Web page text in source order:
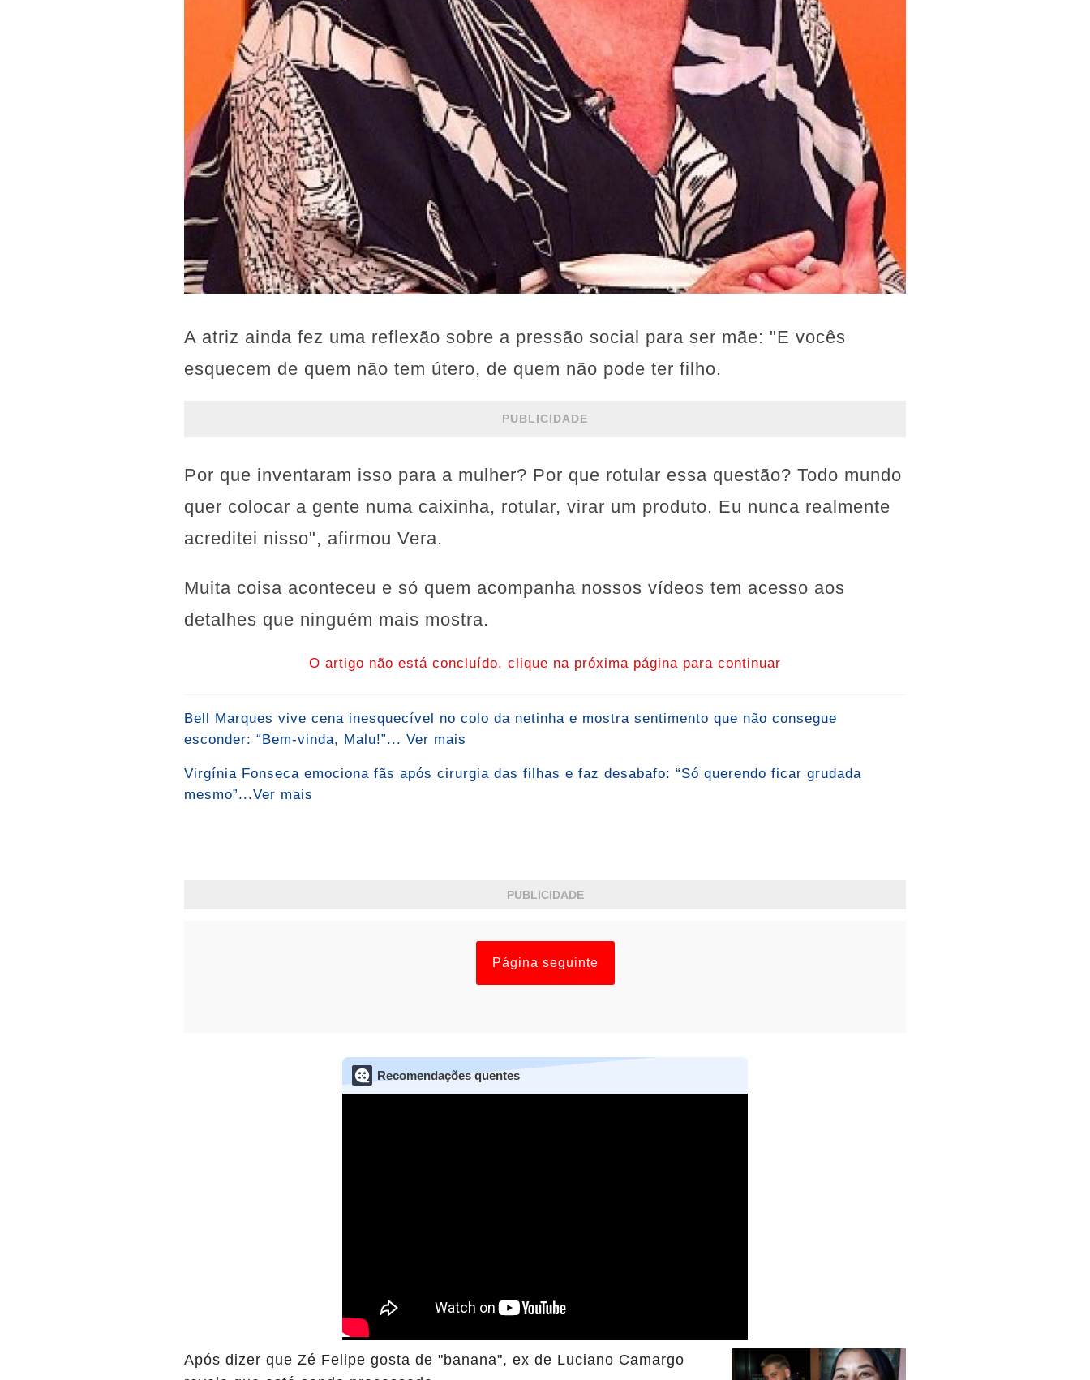
A atriz ainda fez uma reflexão sobre a pressão social para ser mãe: "E vocês
esquecem de quem não tem útero, de quem não pode ter filho.
PUBLICIDADE
Por que inventaram isso para a mulher? Por que rotular essa questão? Todo mundo
quer colocar a gente numa caixinha, rotular, virar um produto. Eu nunca realmente
acreditei nisso", afirmou Vera.
Muita coisa aconteceu e só quem acompanha nossos vídeos tem acesso aos
detalhes que ninguém mais mostra.
O artigo não está concluído, clique na próxima página para continuar
Bell Marques vive cena inesquecível no colo da netinha e mostra sentimento que não consegue
esconder: “Bem-vinda, Malu!”... Ver mais
Virgínia Fonseca emociona fãs após cirurgia das filhas e faz desabafo: “Só querendo ficar grudada
mesmo”...Ver mais
PUBLICIDADE
Página seguinte
Recomendações quentes
Após dizer que Zé Felipe gosta de "banana", ex de Luciano Camargo